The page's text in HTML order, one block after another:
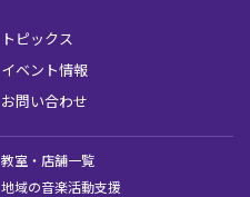
トピックス
イベント情報
お問い合わせ
教室・店舗一覧
地域の音楽活動支援